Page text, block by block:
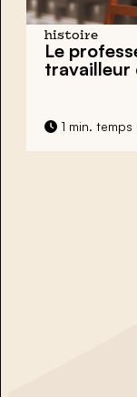
histoire
Le
travailleur
1 min.